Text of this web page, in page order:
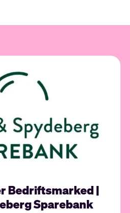
Bedriftsmarked |
Sparebank